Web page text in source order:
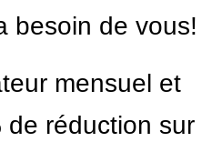
besoin de vous!
mensuel et
de réduction sur